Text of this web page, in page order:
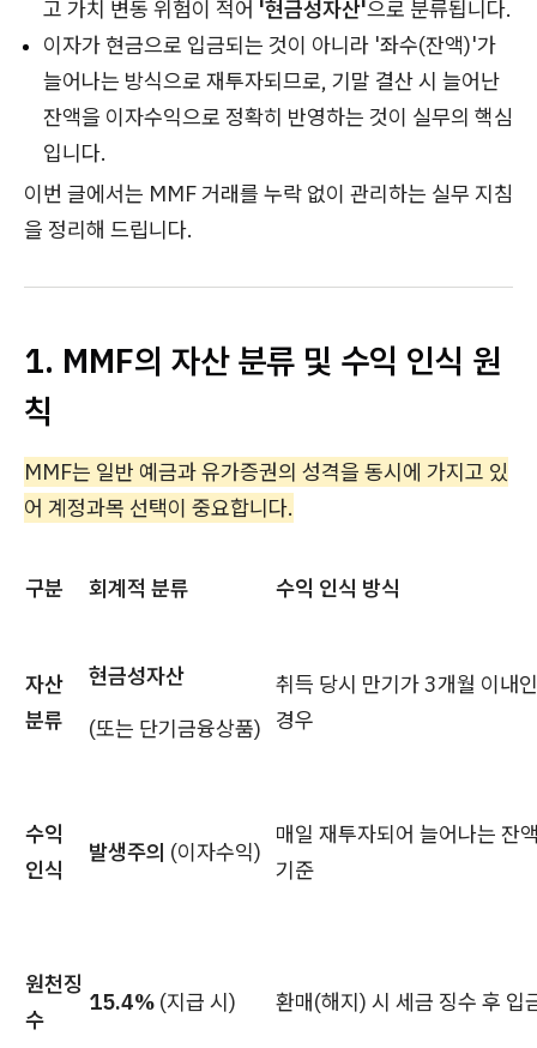
고 가치 변동 위험이 적어 '현금성자산'으로 분류됩니다.
이자가 현금으로 입금되는 것이 아니라 '좌수(잔액)'가
늘어나는 방식으로 재투자되므로, 기말 결산 시 늘어난
잔액을 이자수익으로 정확히 반영하는 것이 실무의 핵심
입니다.
이번 글에서는 MMF 거래를 누락 없이 관리하는 실무 지침
을 정리해 드립니다.
1. MMF의 자산 분류 및 수익 인식 원
칙
MMF는 일반 예금과 유가증권의 성격을 동시에 가지고 있
어 계정과목 선택이 중요합니다.
구분 회계적 분류 수익 인식 방식
자산
분류
현금성자산
(또는 단기금융상품)
취득 당시 만기가 3개월 이내인
경우
수익
인식
발생주의 (이자수익)
매일 재투자되어 늘어나는 잔
기준
원천징
수
15.4% (지급 시) 환매(해지) 시 세금 징수 후 입